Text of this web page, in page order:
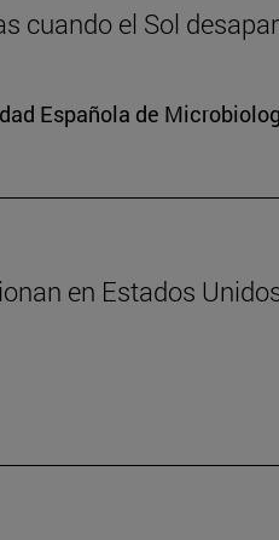
cuando el Sol
Española de
en Estados